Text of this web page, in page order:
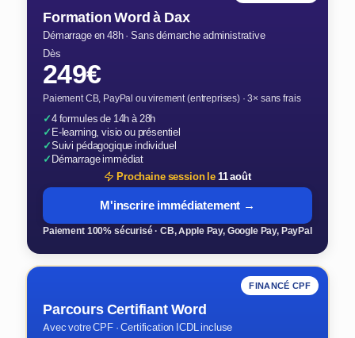
Formation Word à Dax
Démarrage en 48h · Sans démarche administrative
Dès
249€
Paiement CB, PayPal ou virement (entreprises) · 3× sans frais
✓4 formules de 14h à 28h
✓E-learning, visio ou présentiel
✓Suivi pédagogique individuel
✓Démarrage immédiat
Prochaine session le11 août
M'inscrire immédiatement →
Paiement 100% sécurisé · CB, Apple Pay, Google Pay, PayPal
FINANCÉ CPF
Parcours Certifiant Word
Avec votre CPF · Certification ICDL incluse